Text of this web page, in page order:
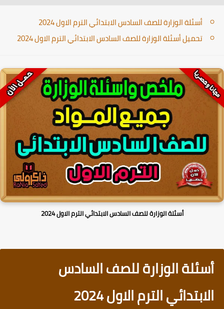
أسئلة الوزارة للصف السادس الابتدائي الترم الاول 2024
تحميل أسئلة الوزارة للصف السادس الابتدائي الترم الاول 2024
أسئلة الوزارة للصف السادس الابتدائي الترم الاول 2024
أسئلة الوزارة للصف السادس
الابتدائي الترم الاول 2024